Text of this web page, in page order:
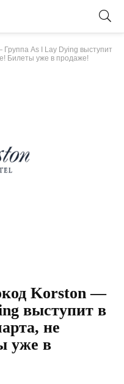
As I Lay Dying выступит
Билеты уже в продаже!
Korston —
выступит в
не
уже в